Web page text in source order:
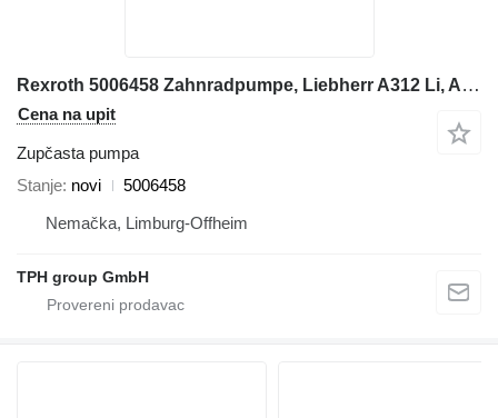
Rexroth 5006458 Zahnradpumpe, Liebherr A312 Li, A902 Li, A902 zupčasta pumpa za Liebherr A312 Li, A902 Li, A902 bagera
Cena na upit
Zupčasta pumpa
Stanje novi
5006458
Nemačka, Limburg-Offheim
TPH group GmbH